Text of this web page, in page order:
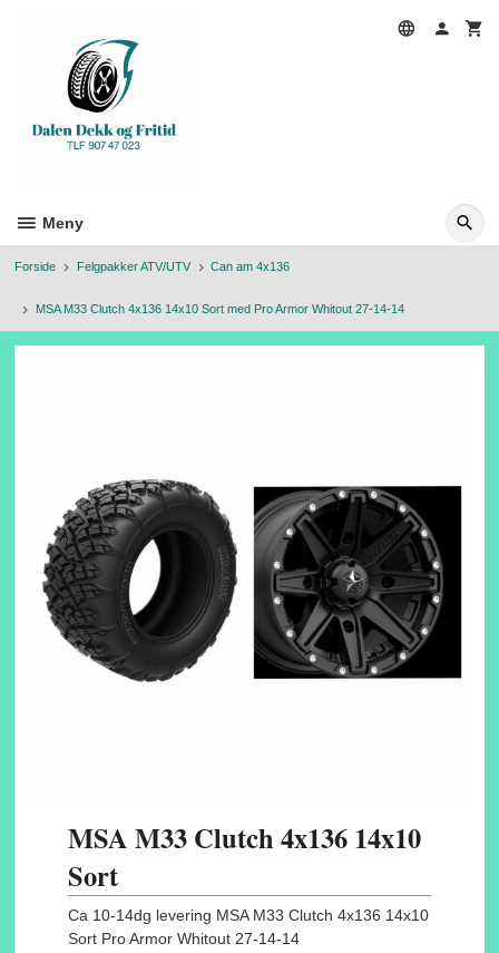
Meny
Forside Felgpakker ATV/UTV Can am 4x136
MSA M33 Clutch 4x136 14x10 Sort med Pro Armor Whitout 27-14-14
MSA M33 Clutch 4x136 14x10
Sort
Ca 10-14dg levering MSA M33 Clutch 4x136 14x10
Sort Pro Armor Whitout 27-14-14